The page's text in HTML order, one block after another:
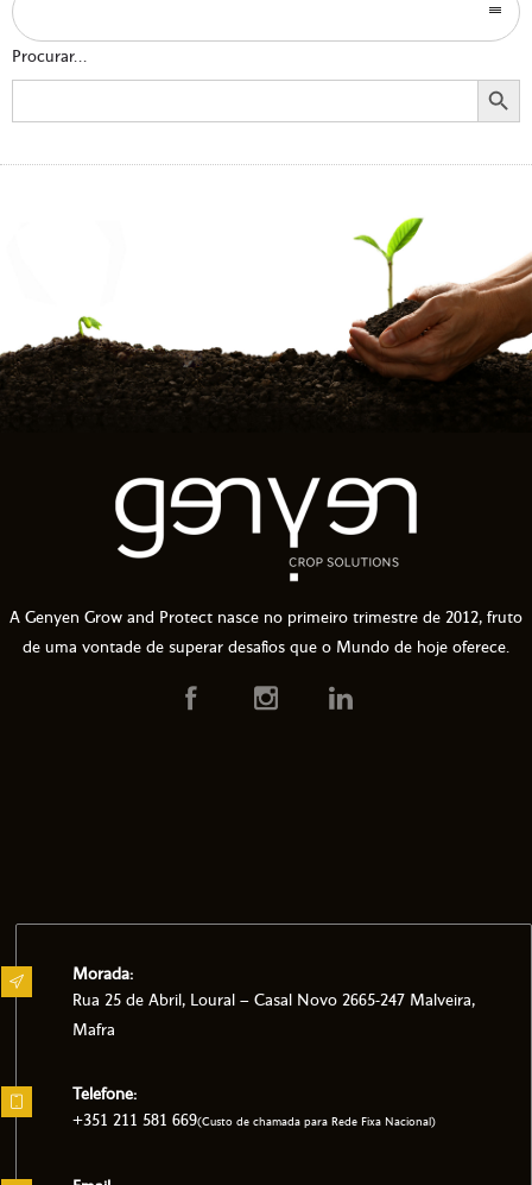
Procurar...
Search
Search Button
A Genyen Grow and Protect nasce no primeiro trimestre de 2012, fruto
de uma vontade de superar desafios que o Mundo de hoje oferece.
Morada:
Rua 25 de Abril, Loural – Casal Novo 2665-247 Malveira,
Mafra
Telefone:
+351 211 581 669(Custo de chamada para Rede Fixa Nacional)